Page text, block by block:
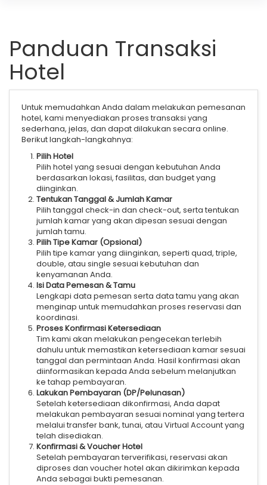
Panduan Transaksi
Hotel
Untuk memudahkan Anda dalam melakukan pemesanan
hotel, kami menyediakan proses transaksi yang
sederhana, jelas, dan dapat dilakukan secara online.
Berikut langkah-langkahnya:
Pilih Hotel
Pilih hotel yang sesuai dengan kebutuhan Anda
berdasarkan lokasi, fasilitas, dan budget yang
diinginkan.
Tentukan Tanggal & Jumlah Kamar
Pilih tanggal check-in dan check-out, serta tentukan
jumlah kamar yang akan dipesan sesuai dengan
jumlah tamu.
Pilih Tipe Kamar (Opsional)
Pilih tipe kamar yang diinginkan, seperti quad, triple,
double, atau single sesuai kebutuhan dan
kenyamanan Anda.
Isi Data Pemesan & Tamu
Lengkapi data pemesan serta data tamu yang akan
menginap untuk memudahkan proses reservasi dan
koordinasi.
Proses Konfirmasi Ketersediaan
Tim kami akan melakukan pengecekan terlebih
dahulu untuk memastikan ketersediaan kamar sesuai
tanggal dan permintaan Anda. Hasil konfirmasi akan
diinformasikan kepada Anda sebelum melanjutkan
ke tahap pembayaran.
Lakukan Pembayaran (DP/Pelunasan)
Setelah ketersediaan dikonfirmasi, Anda dapat
melakukan pembayaran sesuai nominal yang tertera
melalui transfer bank, tunai, atau Virtual Account yang
telah disediakan.
Konfirmasi & Voucher Hotel
Setelah pembayaran terverifikasi, reservasi akan
diproses dan voucher hotel akan dikirimkan kepada
Anda sebagai bukti pemesanan.